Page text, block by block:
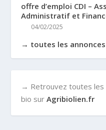
offre d’emploi CDI –
Administratif et
04/02/2025
→ toutes les annonces
→ Retrouvez toutes les
bio surAgribiolien.fr